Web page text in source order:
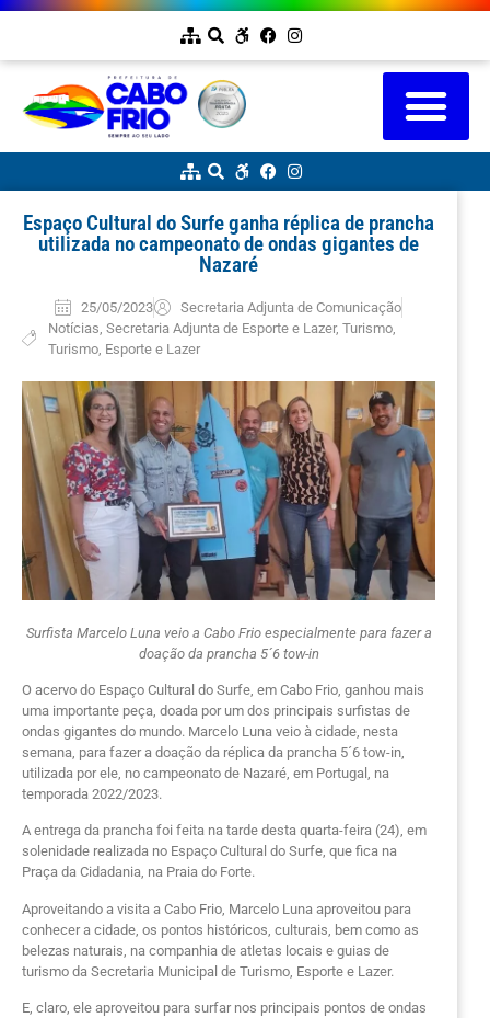
Espaço Cultural do Surfe ganha réplica de prancha
utilizada no campeonato de ondas gigantes de
Nazaré
25/05/2023
Secretaria Adjunta de Comunicação
Notícias Secretaria Adjunta de Esporte e Lazer, Turismo,
Turismo, Esporte e Lazer
Surfista Marcelo Luna veio a Cabo Frio especialmente para fazer a
doação da prancha 5´6 tow-in
O acervo do Espaço Cultural do Surfe, em Cabo Frio, ganhou mais
uma importante peça, doada por um dos principais surfistas de
ondas gigantes do mundo. Marcelo Luna veio à cidade, nesta
semana, para fazer a doação da réplica da prancha 5´6 tow-in,
utilizada por ele, no campeonato de Nazaré, em Portugal, na
temporada 2022/2023.
A entrega da prancha foi feita na tarde desta quarta-feira (24), em
solenidade realizada no Espaço Cultural do Surfe, que fica na
Praça da Cidadania, na Praia do Forte.
Aproveitando a visita a Cabo Frio, Marcelo Luna aproveitou para
conhecer a cidade, os pontos históricos, culturais, bem como as
belezas naturais, na companhia de atletas locais e guias de
turismo da Secretaria Municipal de Turismo, Esporte e Lazer.
E, claro, ele aproveitou para surfar nos principais pontos de ondas